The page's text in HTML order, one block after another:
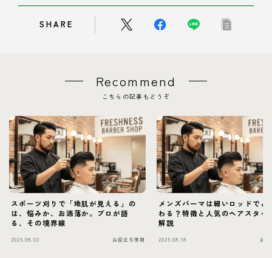
SHARE
Recommend
こちらの記事もどうぞ
スポーツ刈りで「地肌が見える」の
は、悩みか、お洒落か。プロが語
る、その境界線
2025.08.02 お役立ち情報
メンズパーマは細いロッドでど
わる？特徴と人気のヘアスタイ
解説
2025.08.18 お